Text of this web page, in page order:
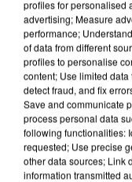
APRÈS TOUTES
DE FAUNE
profiles for personalised
advertising; Measure
performance;
of data from different
profiles to personalise
content; Use limited
detect fraud, and fix
Save and communicate
process personal data
following functionalities:
requested; Use precise
other data sources; Link
information transmitted